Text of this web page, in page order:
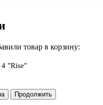
товар в корзину:
4 "Rise"
Продолжить